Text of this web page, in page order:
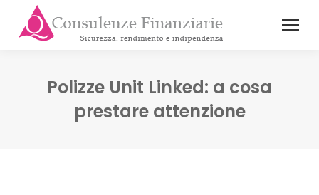
Polizze Unit Linked: a cosa
prestare attenzione